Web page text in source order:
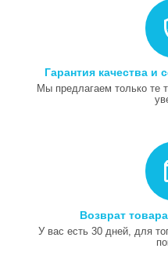
Гарантия качества и
Мы предлагаем только те
Возврат
У вас есть 30 дней, для